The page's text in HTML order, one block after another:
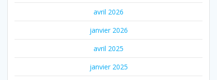
avril 2026
janvier 2026
avril 2025
janvier 2025